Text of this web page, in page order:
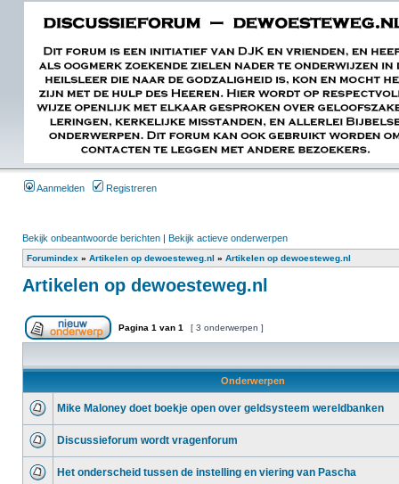
Aanmelden Registreren
Bekijk onbeantwoorde berichten | Bekijk actieve onderwerpen
Forumindex » Artikelen op dewoesteweg.nl » Artikelen op dewoesteweg.nl
Artikelen op dewoesteweg.nl
Pagina 1 van 1 [ 3 onderwerpen ]
Onderwerpen
Mike Maloney doet boekje open over geldsysteem wereldbanken
Discussieforum wordt vragenforum
Het onderscheid tussen de instelling en viering van Pascha